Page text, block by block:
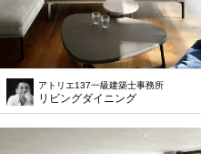
アトリエ137一級建築士事務所
リビングダイニング